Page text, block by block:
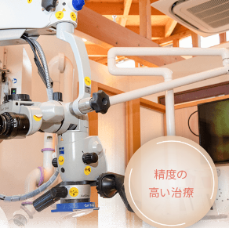
精度の
高い治療